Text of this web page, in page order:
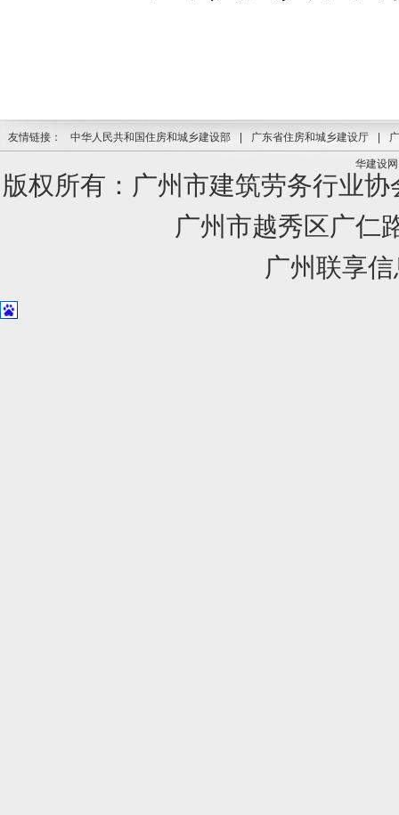
友情链接： 中华人民共和国住房和城乡建设部 广东省住房和城乡建设厅
华建设网
版权所有：广州市建筑劳务行业
广州市越秀区广仁
广州联享